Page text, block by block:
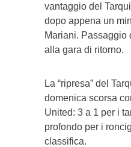
vantaggio del
dopo appena un
Mariani. Passaggio
alla gara di ritorno.
La “ripresa” del
domenica scorsa
United: 3 a 1 per i
profondo per i
classifica.